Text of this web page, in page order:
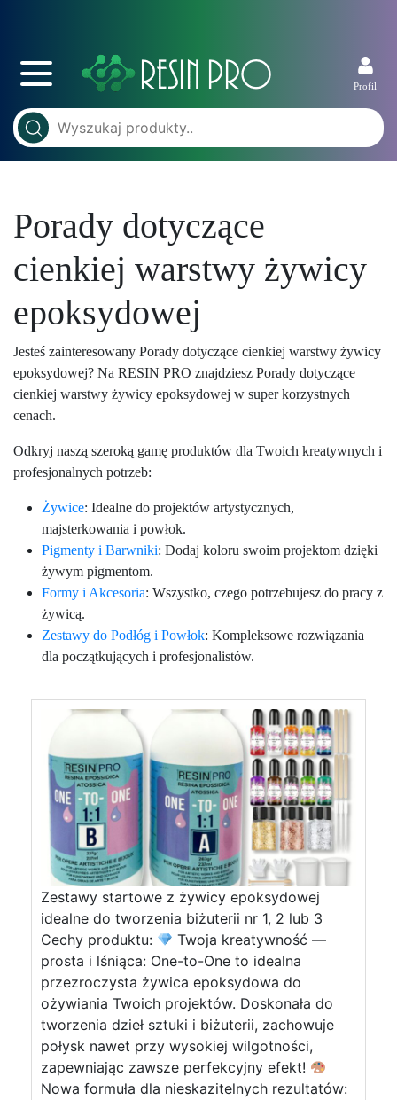
Profil
Porady dotyczące
cienkiej warstwy żywicy
epoksydowej
Jesteś zainteresowany Porady dotyczące cienkiej warstwy żywicy
epoksydowej? Na RESIN PRO znajdziesz Porady dotyczące
cienkiej warstwy żywicy epoksydowej w super korzystnych
cenach.
Odkryj naszą szeroką gamę produktów dla Twoich kreatywnych i
profesjonalnych potrzeb:
Żywice: Idealne do projektów artystycznych,
majsterkowania i powłok.
Pigmenty i Barwniki: Dodaj koloru swoim projektom dzięki
żywym pigmentom.
Formy i Akcesoria: Wszystko, czego potrzebujesz do pracy z
żywicą.
Zestawy do Podłóg i Powłok: Kompleksowe rozwiązania
dla początkujących i profesjonalistów.
Zestawy startowe z żywicy epoksydowej
idealne do tworzenia biżuterii nr 1, 2 lub 3
Cechy produktu:
Twoja kreatywność —
prosta i lśniąca: One-to-One to idealna
przezroczysta żywica epoksydowa do
ożywiania Twoich projektów. Doskonała do
tworzenia dzieł sztuki i biżuterii, zachowuje
połysk nawet przy wysokiej wilgotności,
zapewniając zawsze perfekcyjny efekt!
Nowa formuła dla nieskazitelnych rezultatów: